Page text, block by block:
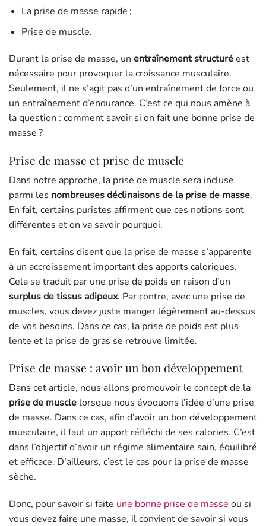
La prise de masse rapide ;
Prise de muscle.
Durant la prise de masse, un entraînement structuréest
nécessaire pour provoquer la croissance musculaire.
Seulement, il ne s’agit pas d’un entraînement de force ou
un entraînement d’endurance. C’est ce qui nous amène à
la question : comment savoir si on fait une bonne prise de
masse ?
Prise de masse et prise de muscle
Dans notre approche, la prise de muscle sera incluse
parmi les nombreuses déclinaisons de la prise de masse.
En fait, certains puristes affirment que ces notions sont
différentes et on va savoir pourquoi.
En fait, certains disent que la prise de masse s’apparente
à un accroissement important des apports caloriques.
Cela se traduit par une prise de poids en raison d’un
surplus de tissus adipeux. Par contre, avec une prise de
muscles, vous devez juste manger légèrement au-dessus
de vos besoins. Dans ce cas, la prise de poids est plus
lente et la prise de gras se retrouve limitée.
Prise de masse : avoir un bon développement
Dans cet article, nous allons promouvoir le concept de la
prise de muscle lorsque nous évoquons l’idée d’une prise
de masse. Dans ce cas, afin d’avoir un bon développement
musculaire, il faut un apport réfléchi de ses calories. C’est
dans l’objectif d’avoir un régime alimentaire sain, équilibré
et efficace. D’ailleurs, c’est le cas pour la prise de masse
sèche.
Donc, pour savoir si faite une bonne prise de masse ou si
vous devez faire une masse, il convient de savoir si vous